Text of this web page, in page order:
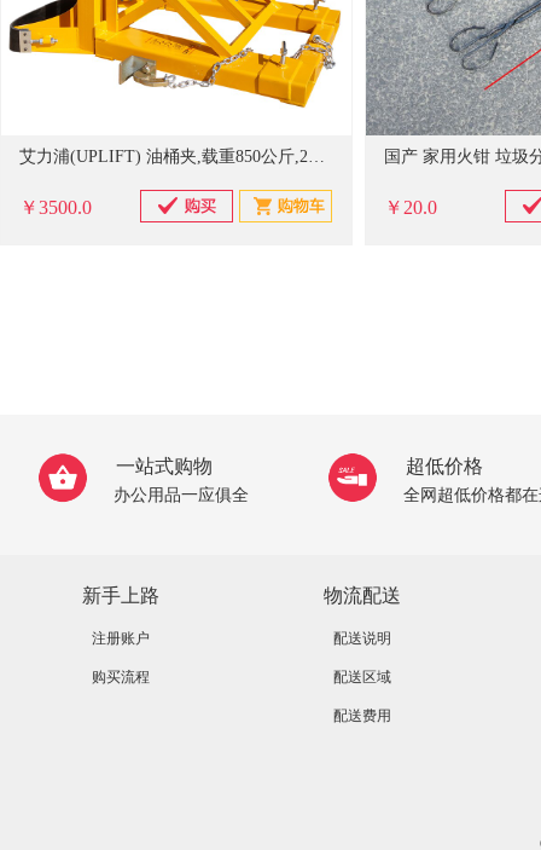
艾力浦(UPLIFT) 油桶夹,载重850公斤,2桶4鹰嘴,叉车桶夹,油桶夹具,夹桶器
￥3500.0 ￥20.0
一站式购物
办公用品一应俱全
超低价格
全网超低价格都
新手上路
注册账户
购买流程
物流配送
配送说明
配送区域
配送费用